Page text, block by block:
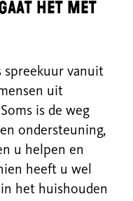
het met
spreekuur vanuit
uit
is de weg
ondersteuning,
u helpen en
heeft u wel
het huishouden